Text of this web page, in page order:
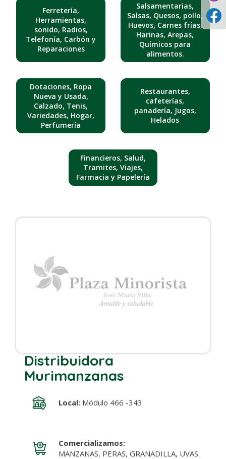
Ferretería,
Herramientas,
sonido, Radios,
Telefonía, Carbón y
Reparaciones
Salsamentarias,
Salsas, Quesos, pollo,
Huevos, Carnes frías,
Harinas, Arepas,
Químicos para
alimentos.
Dotaciones, Ropa
Nueva y Usada,
Calzado, Tenis,
Variedades, Hogar,
Perfumería
Restaurantes,
cafeterías,
panadería, Jugos,
Helados
Financieros, Salud,
Tramites, Viajes,
Farmacia y Papelería
Distribuidora
Murimanzanas
Local:Módulo 466 -343
Comercializamos:
MANZANAS, PERAS, GRANADILLA, UVAS.